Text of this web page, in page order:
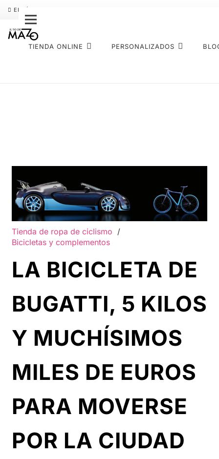
ENVÍO GRATIS
TIENDA ONLINE PERSONALIZADOS
Tienda de ropa de ciclismo /
Bicicletas y complementos
LA BICICLETA DE
BUGATTI, 5 KILOS
Y MUCHÍSIMOS
MILES DE EUROS
PARA MOVERSE
POR LA CIUDAD